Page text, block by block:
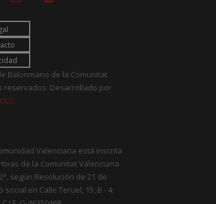
Balonmano de la Comunitat
reservados. Desarrollado por
.
Valenciana está inscrita
de la Comunitat Valenciana
según Resolución de 21 de
en Calle Teruel, 15, B - 4;